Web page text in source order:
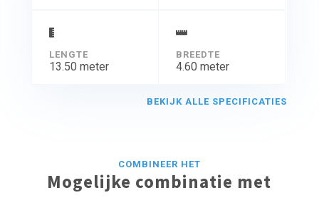
LENGTE
13.50 meter
BREEDTE
4.60 meter
BEKIJK ALLE SPECIFICATIES
COMBINEER HET
Mogelijke combinatie met